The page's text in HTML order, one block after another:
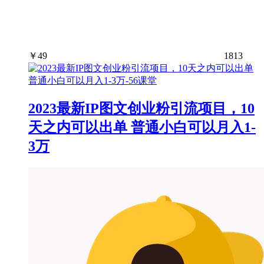
￥49 1813
2023最新IP图文创业粉引流项目，10
天之内可以出单 普通小白可以月入1-
3万